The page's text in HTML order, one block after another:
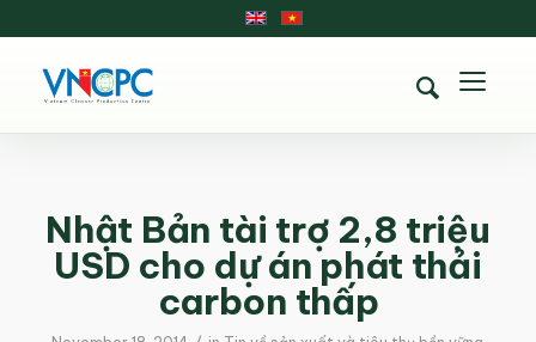
Nhật Bản tài trợ 2,8 triệu
USD cho dự án phát thải
carbon thấp